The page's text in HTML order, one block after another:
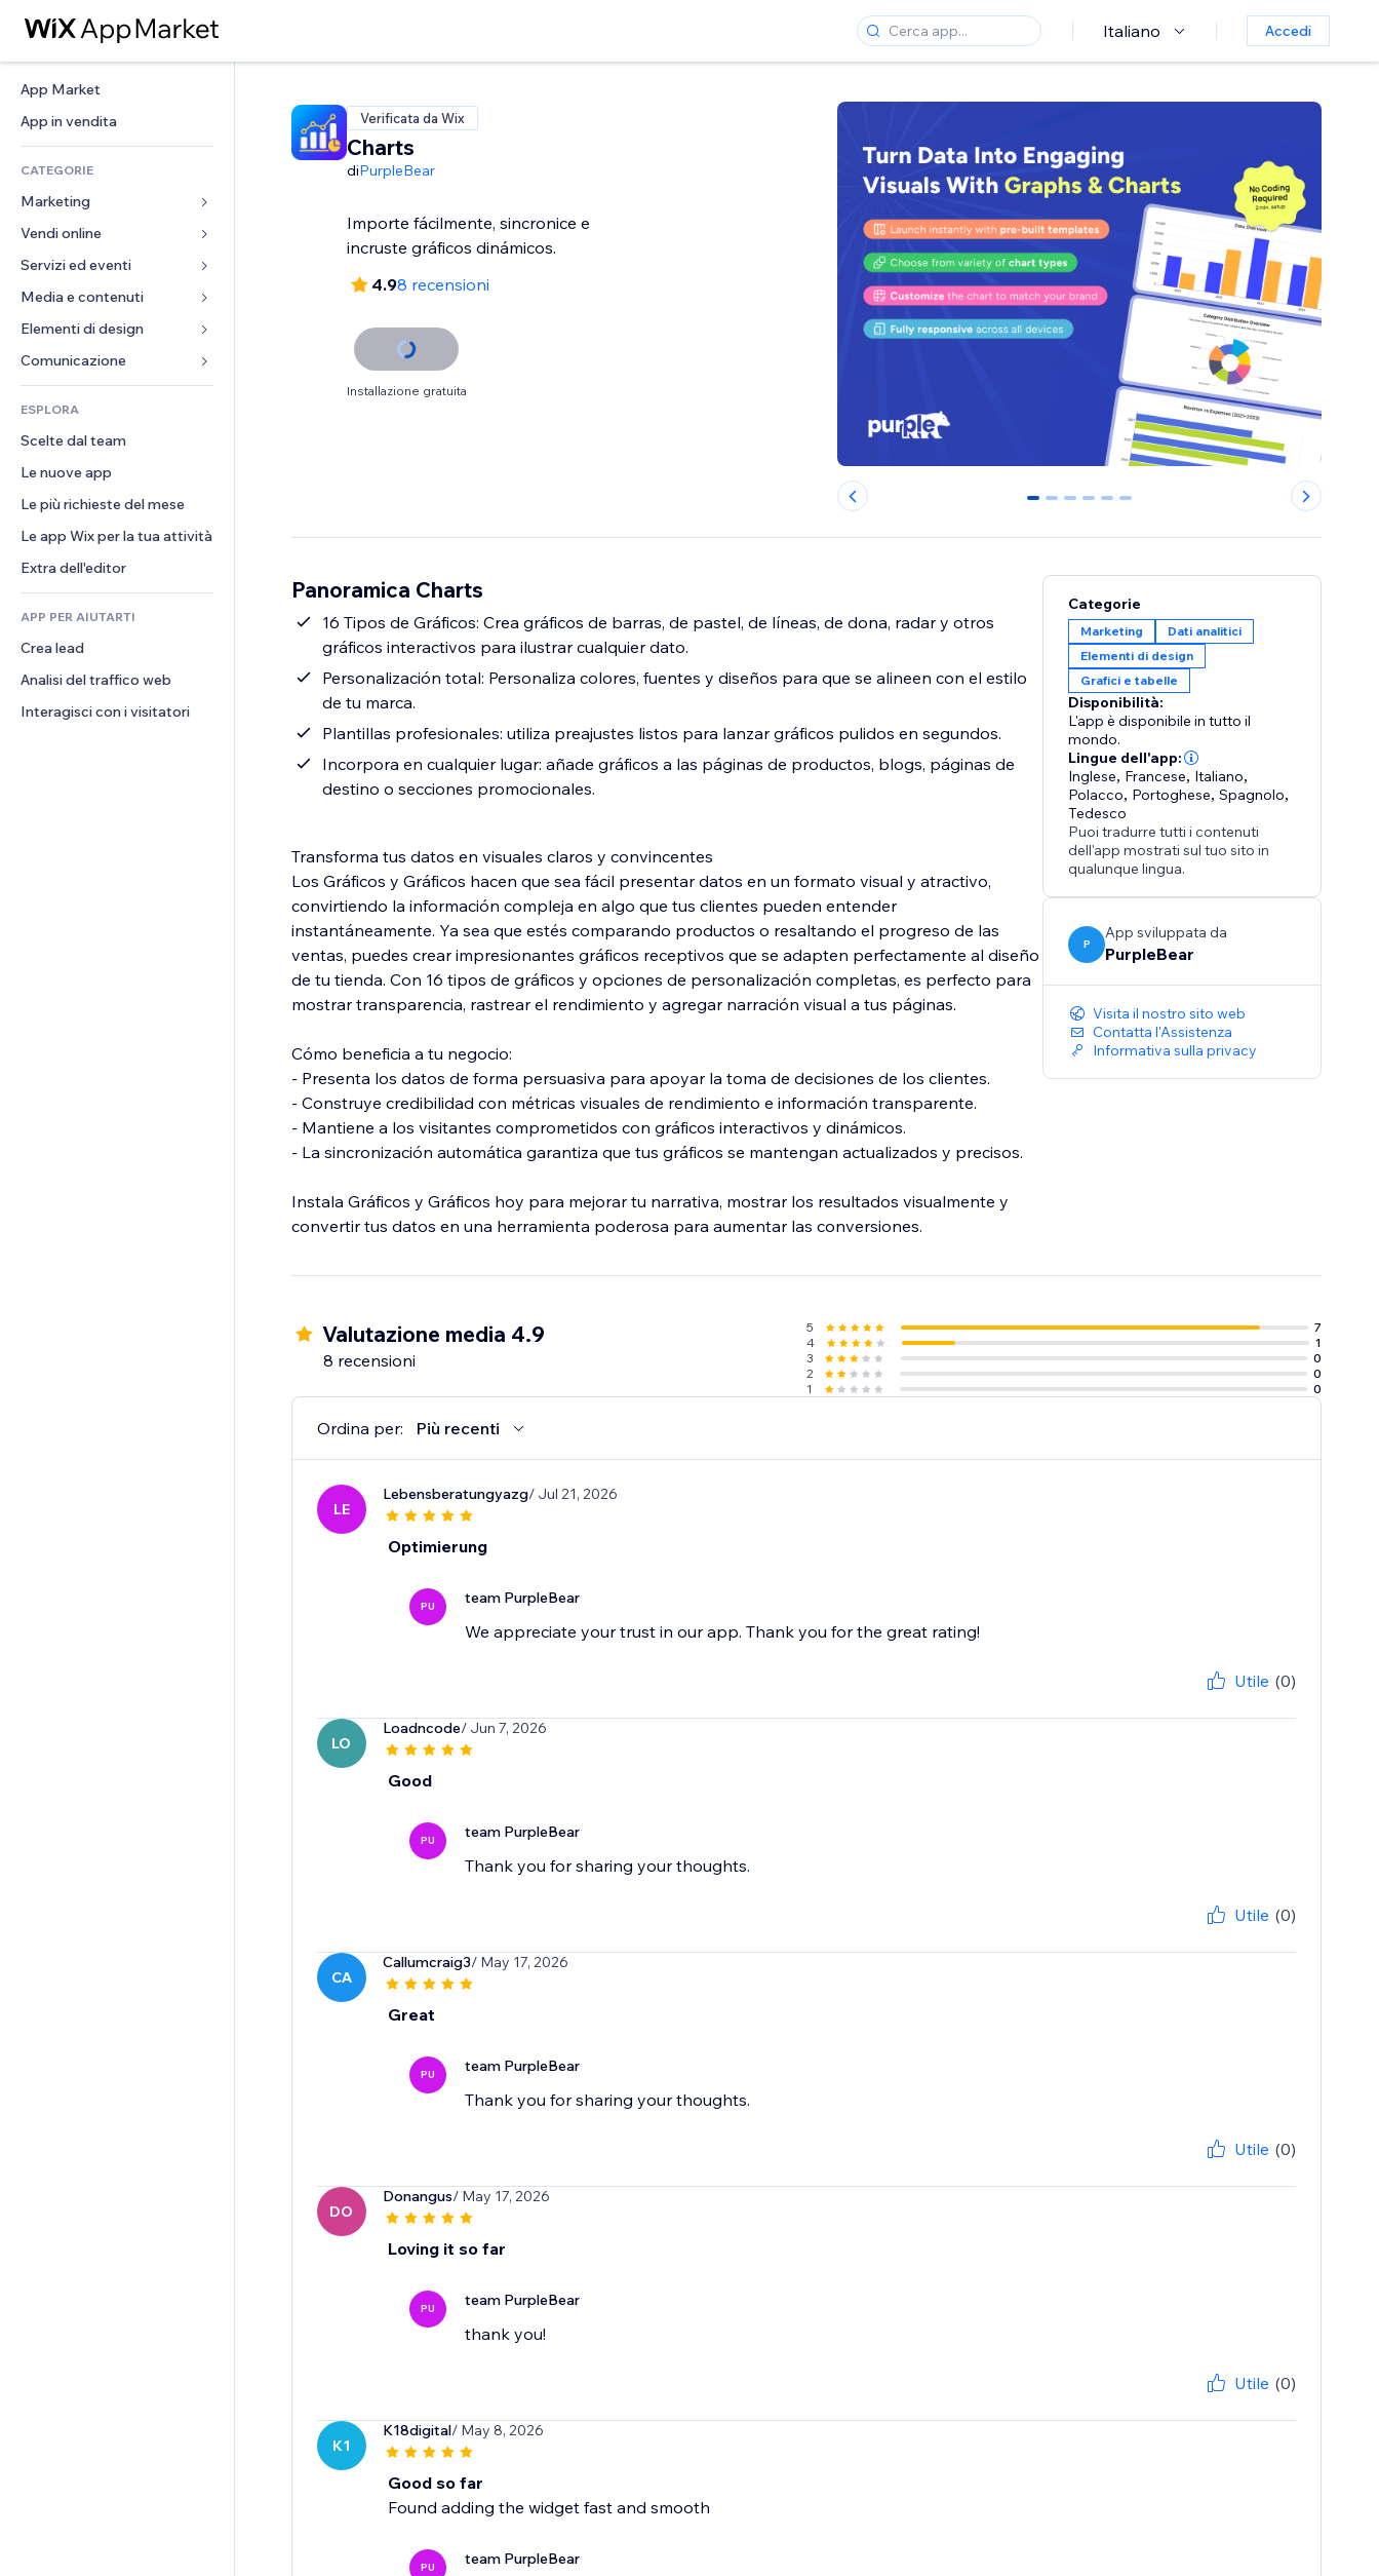
Italiano Accedi
App Market
App in vendita
CATEGORIE
Marketing
Inserzioni
Mobile
Dati analitici
Inserzioni sito
Email
Vendi online
App per Stores
Spedizione e consegna
Tasti Vendi
Amministrazione
Buoni e programmi fedeltà
Servizi ed eventi
Hotel
Eventi
Ristoranti
Immobiliare
Prenotazioni
Media e contenuti
Galleria
Musica
Podcast
Fotografia
Video
PDF
Condivisione file
Elementi di design
Mappe e navigazione
Privacy e sicurezza
Orologio
Template per pagine
Effetti immagine
Tasti e menu
Banner e badge
Calcolatrici
Cerca
Meteo
Grafici e tabelle
Moduli
Sondaggi
Chat
Commenti
Telefono
Community
Recensioni e testimonial
CRM
ESPLORA
Scelte dal team
Le nuove app
Le più richieste del mese
Le app Wix per la tua attività
Extra dell'editor
APP PER AIUTARTI
Crea lead
Analisi del traffico web
Interagisci con i visitatori
Verificata da Wix
Charts
diPurpleBear
Importe fácilmente, sincronice e
incruste gráficos dinámicos.
4.98 recensioni
Installazione gratuita
0 1 2 3 4 5
Panoramica Charts
16 Tipos de Gráficos: Crea gráficos de barras, de pastel, de líneas, de dona, radar y otros
gráficos interactivos para ilustrar cualquier dato.
Personalización total: Personaliza colores, fuentes y diseños para que se alineen con el estilo
de tu marca.
Plantillas profesionales: utiliza preajustes listos para lanzar gráficos pulidos en segundos.
Incorpora en cualquier lugar: añade gráficos a las páginas de productos, blogs, páginas de
destino o secciones promocionales.
Transforma tus datos en visuales claros y convincentes
Los Gráficos y Gráficos hacen que sea fácil presentar datos en un formato visual y atractivo,
convirtiendo la información compleja en algo que tus clientes pueden entender
instantáneamente. Ya sea que estés comparando productos o resaltando el progreso de las
ventas, puedes crear impresionantes gráficos receptivos que se adapten perfectamente al diseño
de tu tienda. Con 16 tipos de gráficos y opciones de personalización completas, es perfecto para
mostrar transparencia, rastrear el rendimiento y agregar narración visual a tus páginas.
Cómo beneficia a tu negocio:
- Presenta los datos de forma persuasiva para apoyar la toma de decisiones de los clientes.
- Construye credibilidad con métricas visuales de rendimiento e información transparente.
- Mantiene a los visitantes comprometidos con gráficos interactivos y dinámicos.
- La sincronización automática garantiza que tus gráficos se mantengan actualizados y precisos.
Instala Gráficos y Gráficos hoy para mejorar tu narrativa, mostrar los resultados visualmente y
convertir tus datos en una herramienta poderosa para aumentar las conversiones.
Categorie
Marketing
Dati analitici
Elementi di design
Grafici e tabelle
Disponibilità:
L'app è disponibile in tutto il
mondo.
Lingue dell'app:
Inglese, Francese, Italiano,
Polacco, Portoghese,Spagnolo,
Tedesco
Puoi tradurre tutti i contenuti
dell'app mostrati sul tuo sito in
qualunque lingua.
P
App sviluppata da
PurpleBear
Visita il nostro sito web
Contatta l'Assistenza
Informativa sulla privacy
Valutazione media 4.9
8 recensioni
5
7
4
1
3
0
2
0
1
0
Ordina per: Più recenti
LE
Lebensberatungyazg/ Jul 21, 2026
Optimierung
PU team PurpleBear
We appreciate your trust in our app. Thank you for the great rating!
Utile (0)
LO
Loadncode/ Jun 7, 2026
Good
PU team PurpleBear
Thank you for sharing your thoughts.
Utile (0)
CA
Callumcraig3/ May 17, 2026
Great
PU team PurpleBear
Thank you for sharing your thoughts.
Utile (0)
DO
Donangus/ May 17, 2026
Loving it so far
PU team PurpleBear
thank you!
Utile (0)
K1
K18digital/ May 8, 2026
Good so far
Found adding the widget fast and smooth
PU team PurpleBear